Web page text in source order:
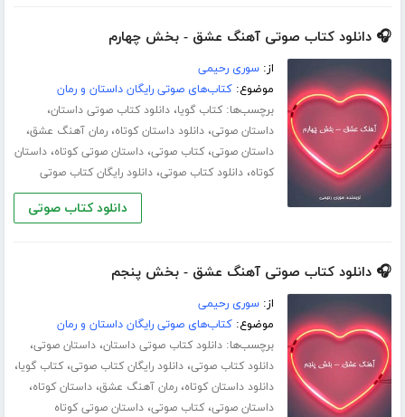
🎧 دانلود کتاب صوتی آهنگ عشق - بخش چهارم
از:سوری رحیمی
موضوع:کتاب‌های صوتی رایگان داستان و رمان
برچسب‌ها:کتاب گویا،دانلود کتاب صوتی داستان،
داستان صوتی،دانلود داستان کوتاه،رمان آهنگ عشق،
داستان صوتی،کتاب صوتی،داستان صوتی کوتاه،داستان
کوتاه،دانلود کتاب صوتی،دانلود رایگان کتاب صوتی
دانلود کتاب صوتی
🎧 دانلود کتاب صوتی آهنگ عشق - بخش پنجم
از:سوری رحیمی
موضوع:کتاب‌های صوتی رایگان داستان و رمان
برچسب‌ها:دانلود کتاب صوتی داستان،داستان صوتی،
دانلود کتاب صوتی،دانلود رایگان کتاب صوتی،کتاب گویا،
دانلود داستان کوتاه،رمان آهنگ عشق،داستان کوتاه،
داستان صوتی،کتاب صوتی،داستان صوتی کوتاه